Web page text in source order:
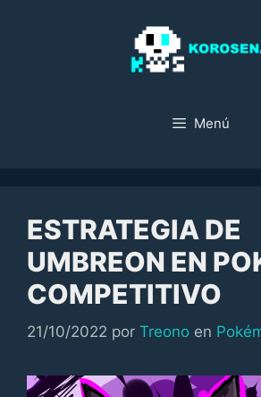
Menú
ESTRATEGIA DE
UMBREON EN
COMPETITIVO
21/10/2022 por Treono en